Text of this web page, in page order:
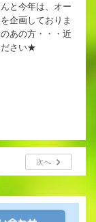
と今年は、オー
企画しておりま
あの方・・・近
ださい★
次へ